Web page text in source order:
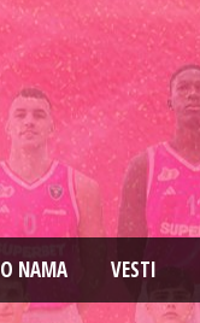
O NAMA VESTI